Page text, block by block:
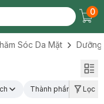
0
Sóc Da Mặt Dưỡng
Thành phần nổi bật
Lọc